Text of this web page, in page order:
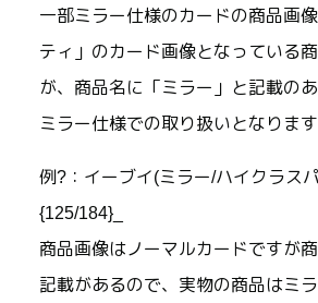
一部ミラー仕様のカードの商品画
ティ」のカード画像となっている
が、商品名に「ミラー」と記載の
ミラー仕様での取り扱いとなります
例?：イーブイ(ミラー/ハイクラス
{125/184}_
商品画像はノーマルカードですが
記載があるので、実物の商品はミ